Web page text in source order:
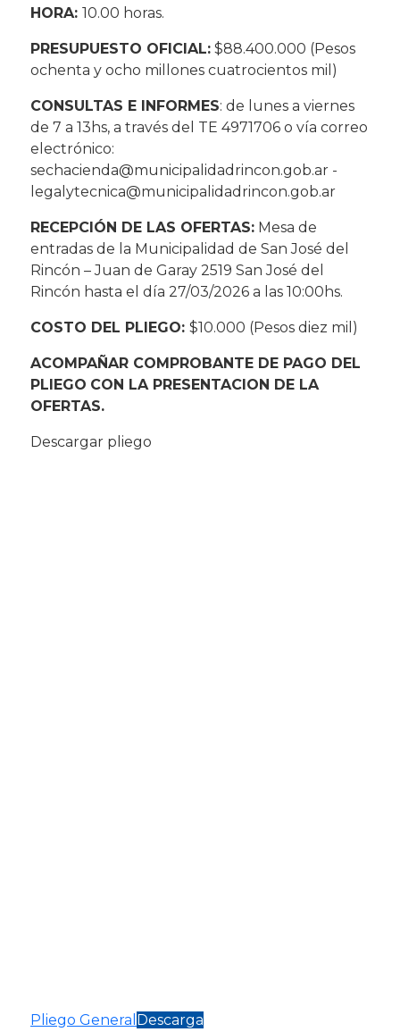
HORA: 10.00 horas.
PRESUPUESTO OFICIAL: $88.400.000 (Pesos
ochenta y ocho millones cuatrocientos mil)
CONSULTAS E INFORMES: de lunes a viernes
de 7 a 13hs, a través del TE 4971706 o vía correo
electrónico:
sechacienda@municipalidadrincon.gob.ar -
legalytecnica@municipalidadrincon.gob.ar
RECEPCIÓN DE LAS OFERTAS: Mesa de
entradas de la Municipalidad de San José del
Rincón – Juan de Garay 2519 San José del
Rincón hasta el día 27/03/2026 a las 10:00hs.
COSTO DEL PLIEGO: $10.000 (Pesos diez mil)
ACOMPAÑAR COMPROBANTE DE PAGO DEL
PLIEGO CON LA PRESENTACION DE LA
OFERTAS.
Descargar pliego
Pliego General Descarga